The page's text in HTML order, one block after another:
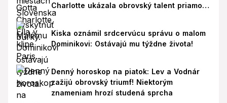
Charlotte ukázala obrovský talent priamo v
Paríži!
Kiska oznámil srdcervúcu správu o malom
Dominikovi: Ostávajú mu týždne života!
Denný horoskop na piatok: Lev a Vodnár
zažijú obrovský triumf! Niektorým
znameniam hrozí studená sprcha